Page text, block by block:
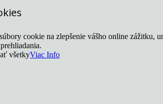
cookie na zlepšenie vášho online
všetkyViac Info